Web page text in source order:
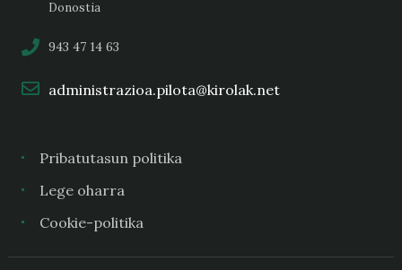
Donostia
943 47 14 63
administrazioa.pilota@kirolak.net
Pribatutasun politika
Lege oharra
Cookie-politika